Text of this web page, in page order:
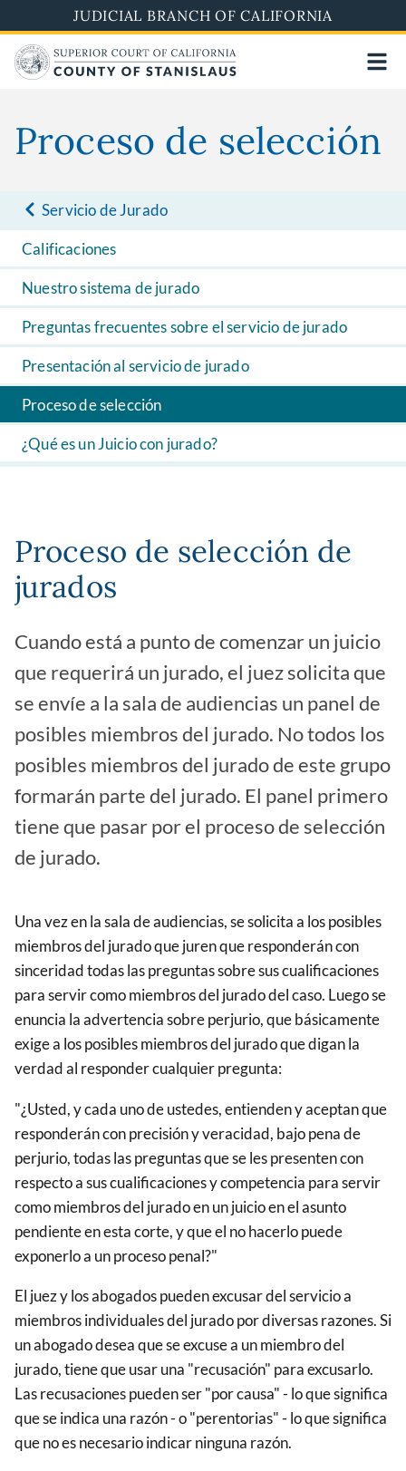
to
main
content
JUDICIAL BRANCH OF CALIFORNIA
Proceso de selección
Servicio de Jurado
Calificaciones
Nuestro sistema de jurado
Preguntas frecuentes sobre el servicio de jurado
Presentación al servicio de jurado
Proceso de selección
¿Qué es un Juicio con jurado?
Proceso de selección de
jurados
Cuando está a punto de comenzar un juicio
que requerirá un jurado, el juez solicita que
se envíe a la sala de audiencias un panel de
posibles miembros del jurado. No todos los
posibles miembros del jurado de este grupo
formarán parte del jurado. El panel primero
tiene que pasar por el proceso de selección
de jurado.
Una vez en la sala de audiencias, se solicita a los posibles
miembros del jurado que juren que responderán con
sinceridad todas las preguntas sobre sus cualificaciones
para servir como miembros del jurado del caso. Luego se
enuncia la advertencia sobre perjurio, que básicamente
exige a los posibles miembros del jurado que digan la
verdad al responder cualquier pregunta:
"¿Usted, y cada uno de ustedes, entienden y aceptan que
responderán con precisión y veracidad, bajo pena de
perjurio, todas las preguntas que se les presenten con
respecto a sus cualificaciones y competencia para servir
como miembros del jurado en un juicio en el asunto
pendiente en esta corte, y que el no hacerlo puede
exponerlo a un proceso penal?"
El juez y los abogados pueden excusar del servicio a
miembros individuales del jurado por diversas razones. Si
un abogado desea que se excuse a un miembro del
jurado, tiene que usar una "recusación" para excusarlo.
Las recusaciones pueden ser "por causa" - lo que significa
que se indica una razón - o "perentorias" - lo que significa
que no es necesario indicar ninguna razón.